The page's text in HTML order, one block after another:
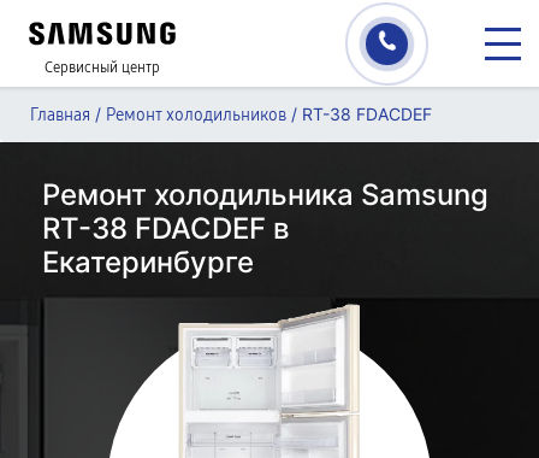
Сервисный центр
Главная / Ремонт холодильников / RT-38 FDACDEF
Ремонт холодильника Samsung
RT-38 FDACDEF в
Екатеринбурге